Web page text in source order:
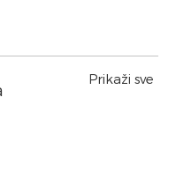
Prikaži sve